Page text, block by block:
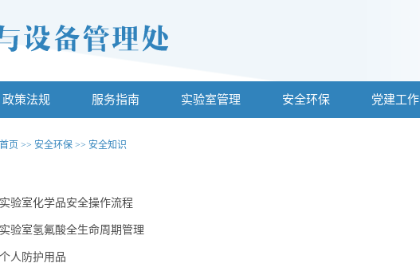
政策法规 服务指南 实验室管理 安全环保 党建工作
首页 >> 安全环保 >> 安全知识
实验室化学品安全操作流程
实验室氢氟酸全生命周期管理
个人防护用品